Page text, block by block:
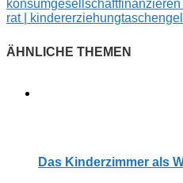
konsumgesellschaft
rat | kindererziehung
Das Kinderzimmer als